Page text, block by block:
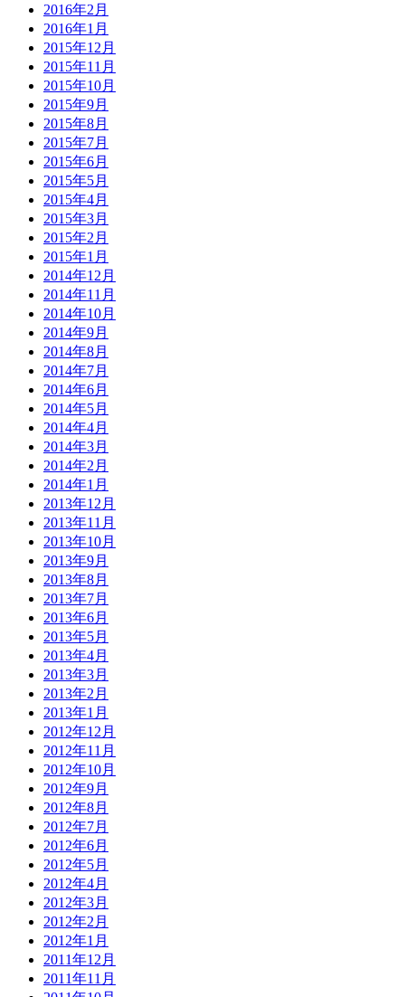
2016年2月
2016年1月
2015年12月
2015年11月
2015年10月
2015年9月
2015年8月
2015年7月
2015年6月
2015年5月
2015年4月
2015年3月
2015年2月
2015年1月
2014年12月
2014年11月
2014年10月
2014年9月
2014年8月
2014年7月
2014年6月
2014年5月
2014年4月
2014年3月
2014年2月
2014年1月
2013年12月
2013年11月
2013年10月
2013年9月
2013年8月
2013年7月
2013年6月
2013年5月
2013年4月
2013年3月
2013年2月
2013年1月
2012年12月
2012年11月
2012年10月
2012年9月
2012年8月
2012年7月
2012年6月
2012年5月
2012年4月
2012年3月
2012年2月
2012年1月
2011年12月
2011年11月